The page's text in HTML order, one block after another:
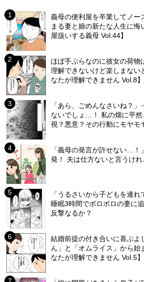
義母の便利屋を卒業してノー
まる妻と娘の新たな人生に悔
屋扱いする義母 Vol.44】
ほぼ手ぶらなのに彼女の荷物
理解できないけど楽しまない
なたが理解できません Vol.8】
「あら、ごめんなさいね？
ないでしょ…！ 私の畑に平
視？悪意？その行動にモヤモ
「義母の発言が許せない…！
発！ 夫は仕方ないと言うけれ
「うるさいから子どもを連
睡眠3時間でボロボロの妻に
反撃なるか？
結婚前提の付き合いに喜ぶ
ん」と「オムライス」から始
なたが理解できません Vol.5】